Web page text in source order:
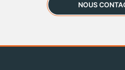
NOUS